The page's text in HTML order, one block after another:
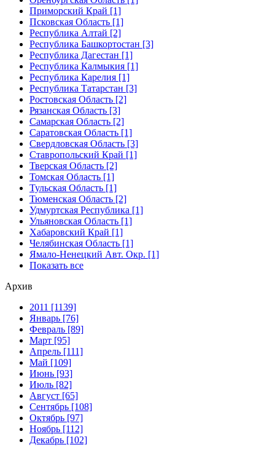
Приморский Край [1]
Псковская Область [1]
Республика Алтай [2]
Республика Башкортостан [3]
Республика Дагестан [1]
Республика Калмыкия [1]
Республика Карелия [1]
Республика Татарстан [3]
Ростовская Область [2]
Рязанская Область [3]
Самарская Область [2]
Саратовская Область [1]
Свердловская Область [3]
Ставропольский Край [1]
Тверская Область [2]
Томская Область [1]
Тульская Область [1]
Тюменская Область [2]
Удмуртская Республика [1]
Ульяновская Область [1]
Хабаровский Край [1]
Челябинская Область [1]
Ямало-Ненецкий Авт. Окр. [1]
Показать все
Архив
2011 [1139]
Январь [76]
Февраль [89]
Март [95]
Апрель [111]
Май [109]
Июнь [93]
Июль [82]
Август [65]
Сентябрь [108]
Октябрь [97]
Ноябрь [112]
Декабрь [102]